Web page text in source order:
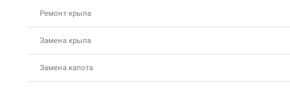
Ремонт крыла
Замена крыла
Замена капота